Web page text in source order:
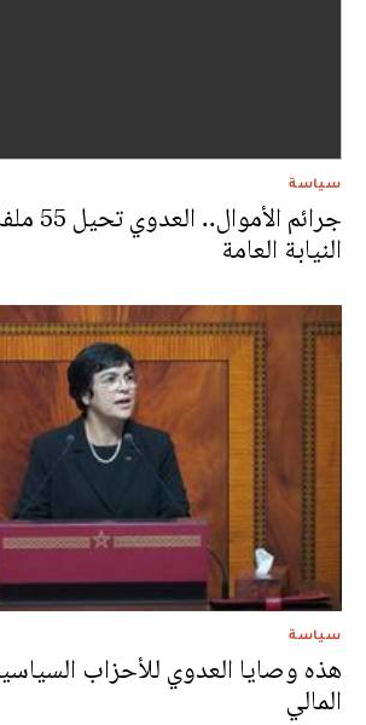
سياسة
جرائم
النيابة العامة
سياسة
هذه وصايا العدوي للأحزاب
المالي